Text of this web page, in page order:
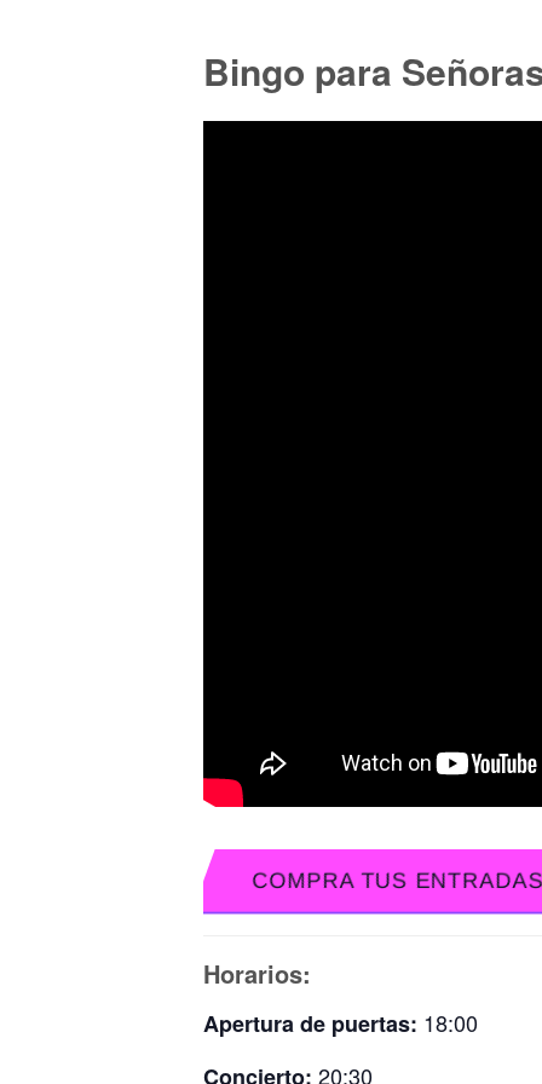
Bingo para
COMPRA TUS
Horarios:
Apertura de puertas: 18:00
Concierto: 20:30